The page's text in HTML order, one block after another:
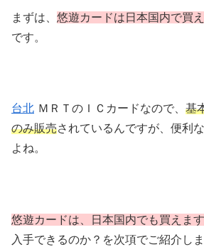
まずは、 悠遊カードは日本国内で買
です。
台北 ＭＲＴのＩＣカードなので、 基
のみ販売されているんですが、便利
よね。
悠遊カードは、日本国内でも買えます
入手できるのか？を次項でご紹介しま